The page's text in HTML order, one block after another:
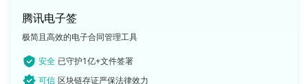
腾讯电子签
极简且高效的电子合同管理工具
安全 已守护1亿+文件签署
可信 区块链存证严保法律效力